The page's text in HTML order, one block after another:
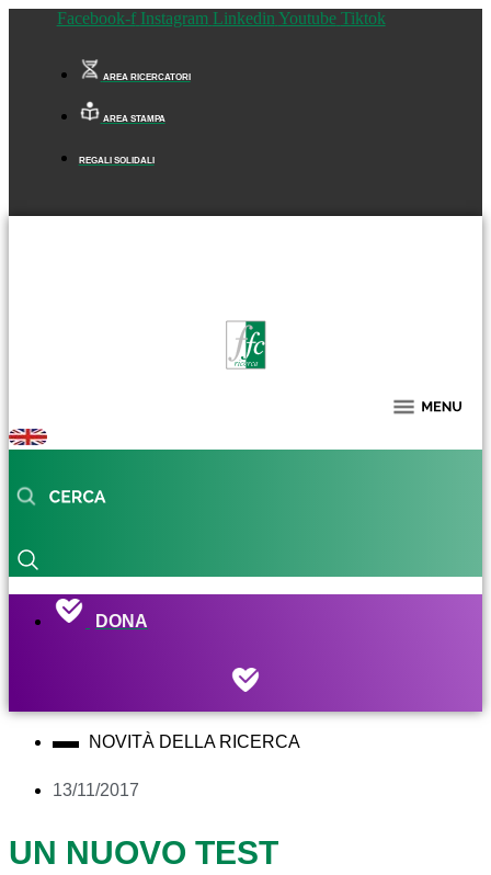
Facebook-f Instagram Linkedin Youtube Tiktok
AREA RICERCATORI
AREA STAMPA
REGALI SOLIDALI
DONA
NOVITÀ DELLA RICERCA
13/11/2017
UN NUOVO TEST